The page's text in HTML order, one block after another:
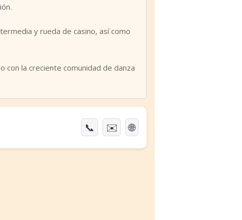
y rueda de casino, así como
con la creciente comunidad de danza
📞 ✉️ 🌐